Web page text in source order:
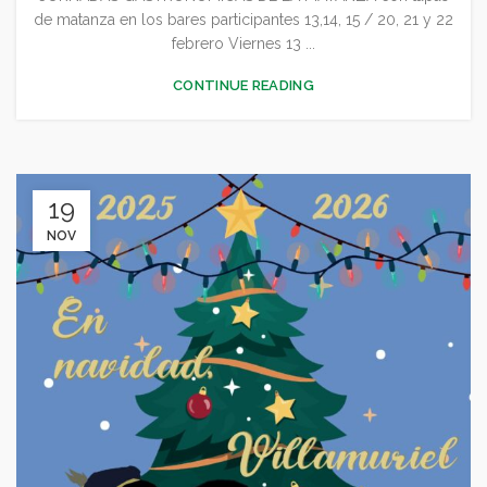
de matanza en los bares participantes 13,14, 15 / 20, 21 y 22
febrero Viernes 13 ...
CONTINUE READING
19
NOV